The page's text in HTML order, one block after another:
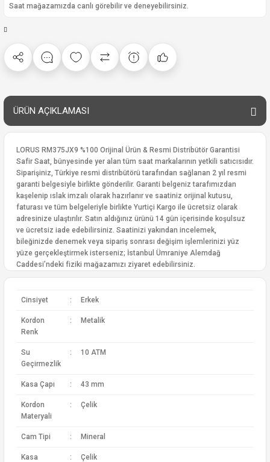
Saat mağazamızda canlı görebilir ve deneyebilirsiniz.
ÜRÜN AÇIKLAMASI
LORUS RM375JX9 %100 Orijinal Ürün & Resmi Distribütör Garantisi
Safir Saat, bünyesinde yer alan tüm saat markalarının yetkili satıcısıdır.
Siparişiniz, Türkiye resmi distribütörü tarafından sağlanan 2 yıl resmi
garanti belgesiyle birlikte gönderilir. Garanti belgeniz tarafımızdan
kaşelenip ıslak imzalı olarak hazırlanır ve saatiniz orijinal kutusu,
faturası ve tüm belgeleriyle birlikte Yurtiçi Kargo ile ücretsiz olarak
adresinize ulaştırılır. Satın aldığınız ürünü 14 gün içerisinde koşulsuz
ve ücretsiz iade edebilirsiniz. Saatinizi yakından incelemek,
bileğinizde denemek veya sipariş sonrası değişim işlemlerinizi yüz
yüze gerçekleştirmek isterseniz; İstanbul Ümraniye Alemdağ
Caddesi’ndeki fiziki mağazamızı ziyaret edebilirsiniz.
Cinsiyet : Erkek
Kordon
Renk
: Metalik
Su
Geçirmezlik
: 10 ATM
Kasa Çapı : 43 mm
Kordon
Materyali
: Çelik
Cam Tipi : Mineral
Kasa
: Çelik